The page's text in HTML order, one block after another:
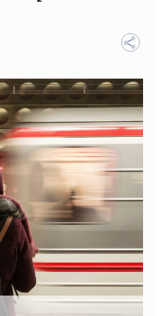
CON NOI
PUBBLICITÀ CONTATTI